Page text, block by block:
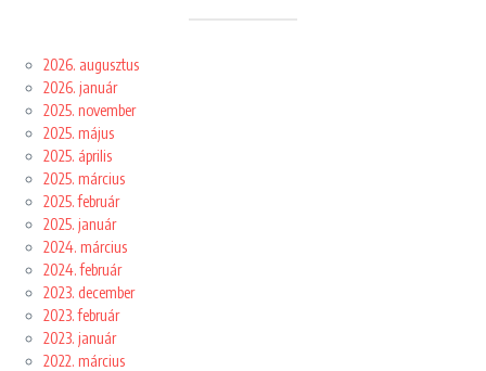
2026. augusztus
2026. január
2025. november
2025. május
2025. április
2025. március
2025. február
2025. január
2024. március
2024. február
2023. december
2023. február
2023. január
2022. március